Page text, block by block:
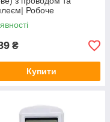
Робоче
2-2,5 кВт!
₴
Купити